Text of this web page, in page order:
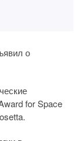
о
for Space